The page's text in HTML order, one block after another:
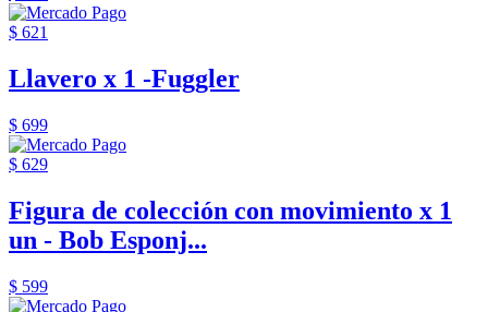
$ 621
Llavero x 1 -Fuggler
$ 699
$ 629
Figura de colección con movimiento x 1
un - Bob Esponj...
$ 599